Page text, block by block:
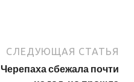
СЛЕДУЮЩАЯ СТАТЬЯ
Черепаха сбежала почти